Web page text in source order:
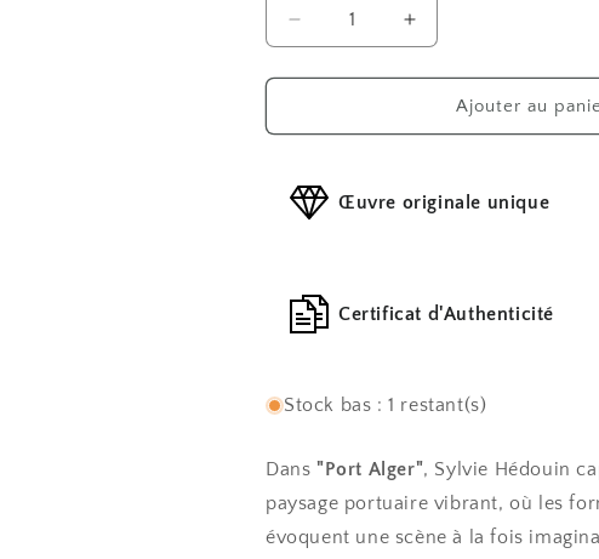
Réduire
la
quantité
Port
Augmenter
la
quantité
Port
Ajouter au
Œuvre originale unique
Certificat d'Authenticité
Stock bas : 1 restant(s)
Dans "Port Alger", Sylvie Hédouin
paysage portuaire vibrant, où les
évoquent une scène à la fois